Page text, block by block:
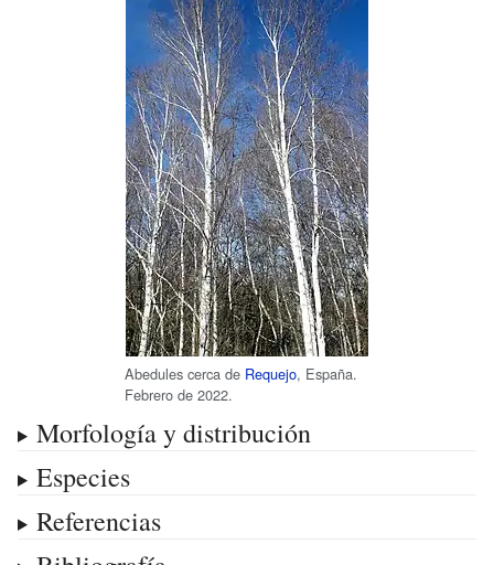
Abedules cerca de Requejo, España.
Febrero de 2022.
Morfología y distribución
Especies
Referencias